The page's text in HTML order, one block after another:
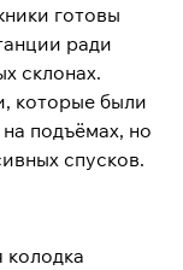
готовы
ради
склонах.
которые были
подъёмах, но
спусков.